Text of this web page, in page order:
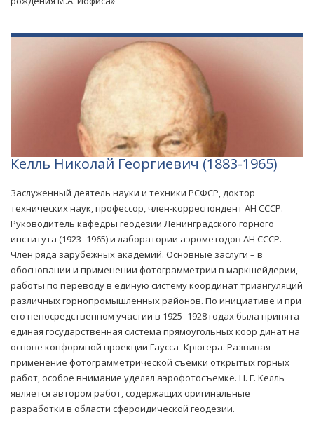
Келль Николай Георгиевич (1883-1965)
Заслуженный деятель науки и техники РСФСР, доктор
технических наук, профессор, член-корреспондент АН СССР.
Руководитель кафедры геодезии Ленинградского горного
института (1923–1965) и лаборатории аэрометодов АН СССР.
Член ряда зарубежных академий. Основные заслуги – в
обосновании и применении фотограмметрии в маркшейдерии,
работы по переводу в единую систему координат триангуляций
различных горнопромышленных районов. По инициативе и при
его непосредственном участии в 1925–1928 годах была принята
единая государственная система прямоугольных коор динат на
основе конформной проекции Гаусса–Крюгера. Развивая
применение фотограмметрической съемки открытых горных
работ, особое внимание уделял аэрофотосъемке. Н. Г. Келль
является автором работ, содержащих оригинальные
разработки в области сфероидической геодезии.